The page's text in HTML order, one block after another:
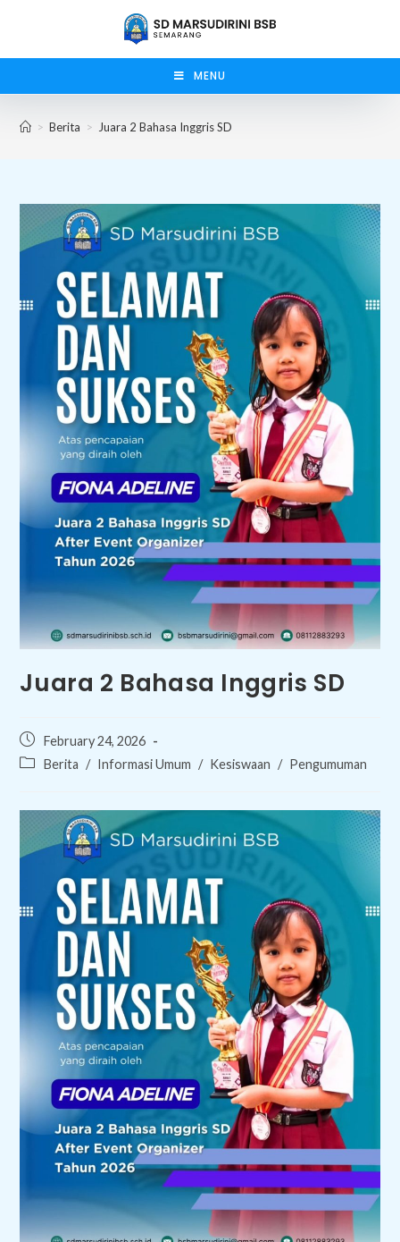
content
MENU
> Berita > Juara 2 Bahasa Inggris SD
Juara 2 Bahasa Inggris SD
Post
published:
February 24, 2026
PostBerita / Informasi Umum / Kesiswaan / Pengumuman